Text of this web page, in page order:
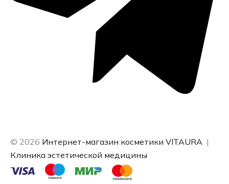
© 2026 Интернет-магазин косметики VITAURA |
Клиника эстетической медицины